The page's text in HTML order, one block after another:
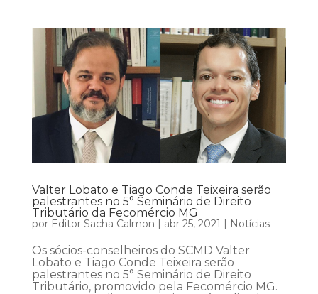
Valter Lobato e Tiago Conde Teixeira serão
palestrantes no 5° Seminário de Direito
Tributário da Fecomércio MG
por Editor Sacha Calmon | abr 25, 2021 | Notícias
Os sócios-conselheiros do SCMD Valter
Lobato e Tiago Conde Teixeira serão
palestrantes no 5° Seminário de Direito
Tributário, promovido pela Fecomércio MG.